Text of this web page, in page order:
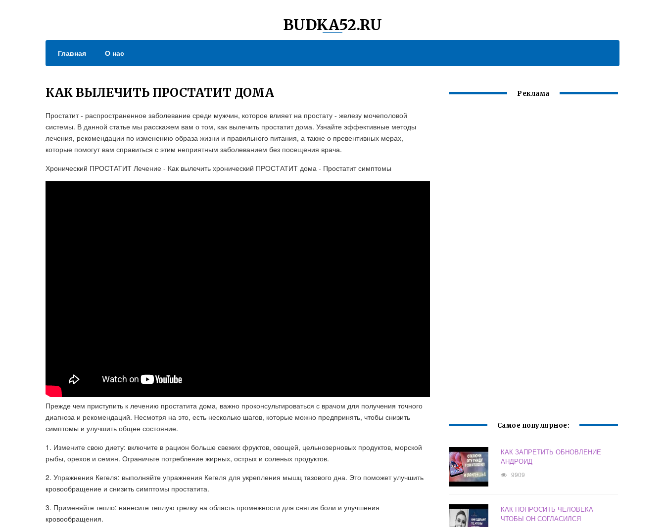
BUDKA52.RU
Главная О нас
КАК ВЫЛЕЧИТЬ ПРОСТАТИТ ДОМА
Простатит - распространенное заболевание среди мужчин, которое влияет на простату - железу мочеполовой
системы. В данной статье мы расскажем вам о том, как вылечить простатит дома. Узнайте эффективные методы
лечения, рекомендации по изменению образа жизни и правильного питания, а также о превентивных мерах,
которые помогут вам справиться с этим неприятным заболеванием без посещения врача.
Хронический ПРОСТАТИТ Лечение - Как вылечить хронический ПРОСТАТИТ дома - Простатит симптомы
Прежде чем приступить к лечению простатита дома, важно проконсультироваться с врачом для получения точного
диагноза и рекомендаций. Несмотря на это, есть несколько шагов, которые можно предпринять, чтобы снизить
симптомы и улучшить общее состояние.
1. Измените свою диету: включите в рацион больше свежих фруктов, овощей, цельнозерновых продуктов, морской
рыбы, орехов и семян. Ограничьте потребление жирных, острых и соленых продуктов.
2. Упражнения Кегеля: выполняйте упражнения Кегеля для укрепления мышц тазового дна. Это поможет улучшить
кровообращение и снизить симптомы простатита.
3. Применяйте тепло: нанесите теплую грелку на область промежности для снятия боли и улучшения
кровообращения.
Реклама
Самое популярное:
КАК ЗАПРЕТИТЬ ОБНОВЛЕНИЕ
АНДРОИД
9909
КАК ПОПРОСИТЬ ЧЕЛОВЕКА
ЧТОБЫ ОН СОГЛАСИЛСЯ